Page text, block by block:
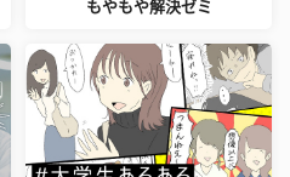
もやもや解決ゼミ